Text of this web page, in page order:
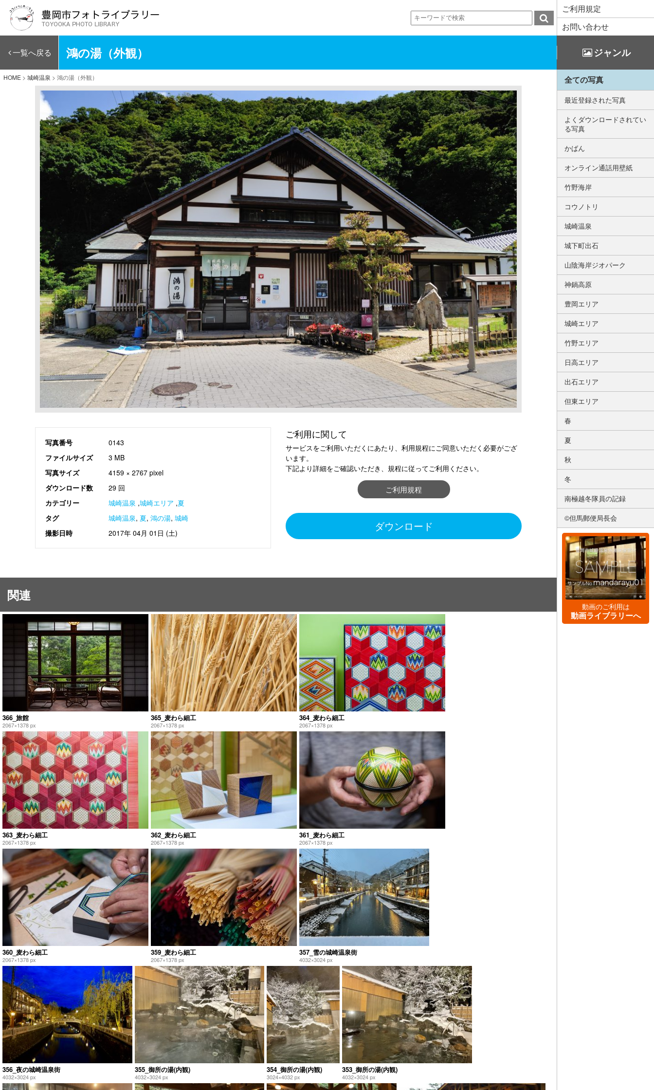
ご利用規定
お問い合わせ
一覧へ戻る 鴻の湯（外観） ジャンル
HOME > 城崎温泉 > 鴻の湯（外観）
写真番号
0143
ファイルサイズ
3 MB
写真サイズ
4159 × 2767 pixel
ダウンロード数
29 回
カテゴリー
城崎温泉 ,城崎エリア ,夏
タグ
城崎温泉, 夏, 鴻の湯, 城崎
撮影日時
2017年 04月 01日 (土)
ご利用に関して
サービスをご利用いただくにあたり、利用規程にご同意いただく必要がござ
います。
下記より詳細をご確認いただき、規程に従ってご利用ください。
ご利用規程
ダウンロード
関連
366_旅館
2067×1378 px
365_麦わら細工
2067×1378 px
364_麦わら細工
2067×1378 px
363_麦わら細工
2067×1378 px
362_麦わら細工
2067×1378 px
361_麦わら細工
2067×1378 px
360_麦わら細工
2067×1378 px
359_麦わら細工
2067×1378 px
357_雪の城崎温泉街
4032×3024 px
356_夜の城崎温泉街
4032×3024 px
355_御所の湯(内観)
4032×3024 px
354_御所の湯(内観)
3024×4032 px
353_御所の湯(内観)
4032×3024 px
全ての写真
最近登録された写真
よくダウンロードされてい
る写真
かばん
オンライン通話用壁紙
竹野海岸
コウノトリ
城崎温泉
城下町出石
山陰海岸ジオパーク
神鍋高原
豊岡エリア
城崎エリア
竹野エリア
日高エリア
出石エリア
但東エリア
春
夏
秋
冬
南極越冬隊員の記録
©但馬郵便局長会
動画のご利用は
動画ライブラリーへ